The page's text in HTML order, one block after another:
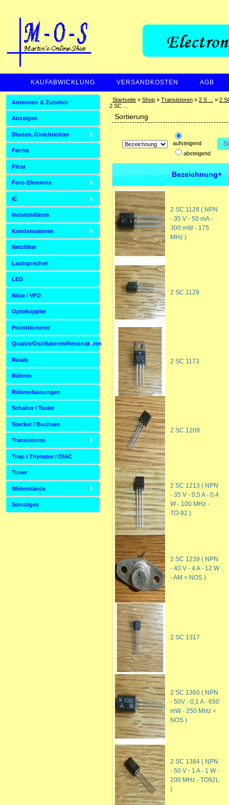
KAUFABWICKLUNG VERSANDKOSTEN AGB
ZAHLUNGSARTEN Startseite» Shop» Transistoren» 2 S ... » 2
2 SC ...
Sortierung
aufsteigend
absteigend
Bezeichnung+
2 SC 1128 ( NPN
- 35 V - 50 mA -
300 mW - 175
MHz )
2 SC 1129
2 SC 1173
2 SC 1209
2 SC 1213 ( NPN
- 35 V - 0,5 A - 0,4
W - 100 MHz -
TO-92 )
2 SC 1239 ( NPN
- 40 V - 4 A - 12 W
- AM = NOS )
2 SC 1317
2 SC 1360 ( NPN
- 50V - 0,1 A - 650
mW - 250 MHz =
NOS )
2 SC 1384 ( NPN
- 50 V - 1 A - 1 W -
200 MHz - TO92L
)
Antennen & Zubehör
Anzeigen
Dioden, Gleichrichter
Ferrite
Filter
Foto-Elemente
IC
Induktivitäten
Kondensatoren
Netzfilter
Lautsprecher
LED
Nixie / VFD
Optokoppler
Potentiometer
Quarze/Oszillatoren/Resonatoren
Relais
Röhren
Röhrenfassungen
Schalter / Taster
Stecker / Buchsen
Transistoren
Triac / Thyristor / DIAC
Tuner
Widerstände
Sonstiges